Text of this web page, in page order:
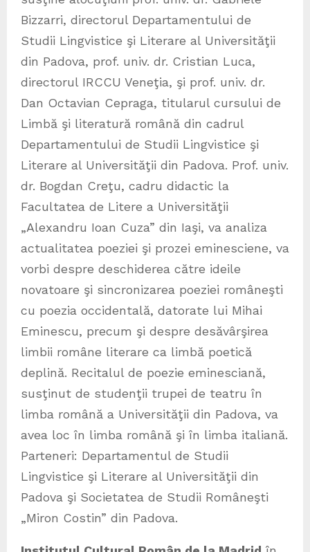
Bizzarri, directorul Departamentului de
Studii Lingvistice şi Literare al Universităţii
din Padova, prof. univ. dr. Cristian Luca,
directorul IRCCU Veneţia, şi prof. univ. dr.
Dan Octavian Cepraga, titularul cursului de
Limbă şi literatură română din cadrul
Departamentului de Studii Lingvistice şi
Literare al Universităţii din Padova. Prof. univ.
dr. Bogdan Creţu, cadru didactic la
Facultatea de Litere a Universităţii
„Alexandru Ioan Cuza” din Iaşi, va analiza
actualitatea poeziei şi prozei eminesciene, va
vorbi despre deschiderea către ideile
novatoare şi sincronizarea poeziei româneşti
cu poezia occidentală, datorate lui Mihai
Eminescu, precum şi despre desăvârşirea
limbii române literare ca limbă poetică
deplină. Recitalul de poezie eminesciană,
susţinut de studenţii trupei de teatru în
limba română a Universităţii din Padova, va
avea loc în limba română şi în limba italiană.
Parteneri: Departamentul de Studii
Lingvistice şi Literare al Universităţii din
Padova şi Societatea de Studii Româneşti
„Miron Costin” din Padova.